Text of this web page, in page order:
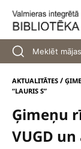
content
AKTUALITĀTES /
“LAURIS S”
Ģimeņu
VUGD